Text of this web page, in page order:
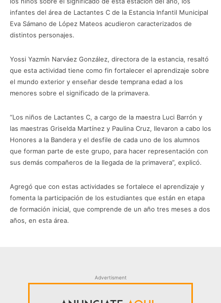
infantes del área de Lactantes C de la Estancia Infantil Municipal
Eva Sámano de López Mateos acudieron caracterizados de
distintos personajes.
Yossi Yazmín Narváez González, directora de la estancia, resaltó
que esta actividad tiene como fin fortalecer el aprendizaje sobre
el mundo exterior y enseñar desde temprana edad a los
menores sobre el significado de la primavera.
“Los niños de Lactantes C, a cargo de la maestra Luci Barrón y
las maestras Griselda Martínez y Paulina Cruz, llevaron a cabo los
Honores a la Bandera y el desfile de cada uno de los alumnos
que forman parte de este grupo, para hacer representación con
sus demás compañeros de la llegada de la primavera”, explicó.
Agregó que con estas actividades se fortalece el aprendizaje y
fomenta la participación de los estudiantes que están en etapa
de formación inicial, que comprende de un año tres meses a dos
años, en esta área.
Advertisment